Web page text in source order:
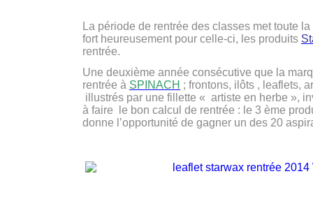
La période de rentrée des classes met toute
fort heureusement pour celle-ci, les produits
rentrée.
Une deuxième année consécutive que la
rentrée à SPINACH ; frontons, ilôts , leaflets,
illustrés par une fillette « artiste en herbe »,
à faire le bon calcul de rentrée : le 3 ème
donne l’opportunité de gagner un des 20